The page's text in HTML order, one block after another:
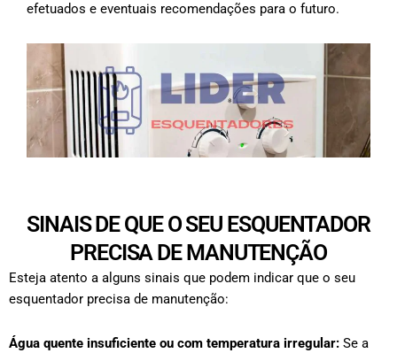
efetuados e eventuais recomendações para o futuro.
SINAIS DE QUE O SEU ESQUENTADOR
PRECISA DE MANUTENÇÃO
Esteja atento a alguns sinais que podem indicar que o seu
esquentador precisa de manutenção:
Água quente insuficiente ou com temperatura irregular: Se a